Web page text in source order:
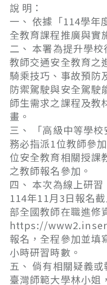
說 明：
一、 依據「114學年
全教育課程推廣與實
二、 本署為提升學
教師交通安全教育之
騎乘技巧、事故預防
防禦駕駛與安全駕駛
師生需求之課程及教
畫。
三、 「高級中等學
務必指派1位教師參
位安全教育相關授課
之教師報名參加。
四、 本次為線上研
114年11月3日報名
部全國教師在職進修
https://
報名，全程參加並填
小時研習時數。
五、 倘有相關疑義
臺灣師範大學林小姐